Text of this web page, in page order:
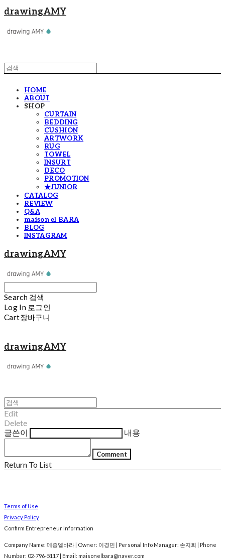
drawingAMY
HOME
ABOUT
SHOP
CURTAIN
BEDDING
CUSHION
ARTWORK
RUG
TOWEL
INSURT
DECO
PROMOTION
★JUNIOR
CATALOG
REVIEW
Q&A
maison el BARA
BLOG
INSTAGRAM
drawingAMY
Search 검색
Log In 로그인
Cart장바구니
drawingAMY
Edit
Delete
글쓴이
내용
Comment
Return To List
Terms of Use
Privacy Policy
Confirm Entrepreneur Information
Company Name: 메종엘바라 | Owner: 이경민 | Personal Info Manager: 손지희 | Phone
Number: 02-796-5117 | Email: maisonelbara@naver.com